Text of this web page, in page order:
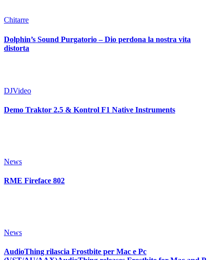
Chitarre
Dolphin’s Sound Purgatorio – Dio perdona la nostra vita
distorta
DJVideo
Demo Traktor 2.5 & Kontrol F1 Native Instruments
News
RME Fireface 802
News
AudioThing rilascia Frostbite per Mac e Pc